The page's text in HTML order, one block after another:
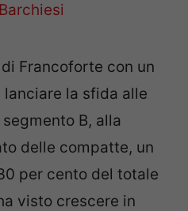
Francoforte con un
lanciare la sfida alle
B, alla
delle compatte, un
per cento del totale
visto crescere in